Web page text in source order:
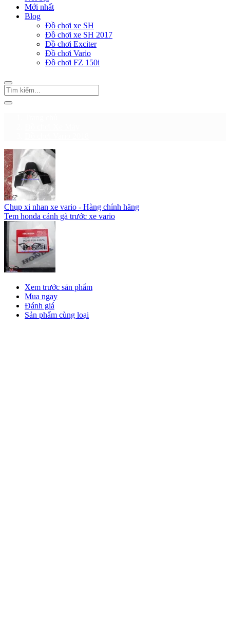
Mới nhất
Blog
Đồ chơi xe SH
Đồ chơi xe SH 2017
Đồ chơi Exciter
Đồ chơi Vario
Đồ chơi FZ 150i
Chụp xi nhan xe vario - Hàng chính hãng
Tem honda cánh gà trước xe vario
Xem trước sản phẩm
Mua ngay
Đánh giá
Sản phẩm cùng loại